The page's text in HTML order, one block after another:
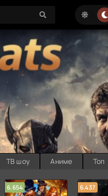
ТВ шоу Аниме Топ
6.654 6.437